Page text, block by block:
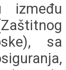
između
sa